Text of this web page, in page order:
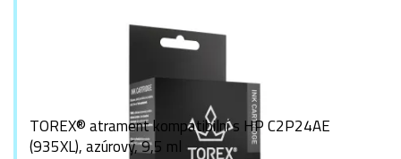
TOREX® atrament kompatibilní s HP C2P24AE
(935XL), azúrový, 9,5 ml